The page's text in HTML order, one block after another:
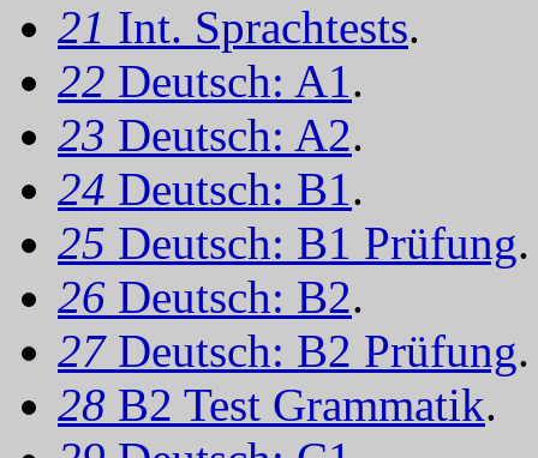
21 Int. Sprachtests.
22 Deutsch: A1.
23 Deutsch: A2.
24 Deutsch: B1.
25 Deutsch: B1 Prüfung.
26 Deutsch: B2.
27 Deutsch: B2 Prüfung.
28 B2 Test Grammatik.